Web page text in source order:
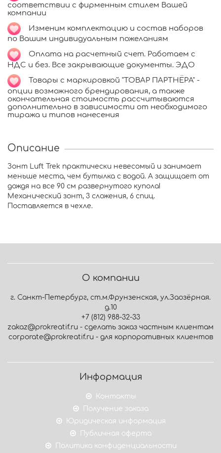
соответствии с фирменным стилем Вашей
компании
Изменим комплектацию и состав наборов
по Вашим индивидуальным пожеланиям
Оплата на расчетный счет. Работаем с
НДС и без. Все закрывающие документы. ЭДО
Товары с маркировкой "ТОВАР ПАРТНЁРА" -
опции возможного брендирования, а также
окончательная стоимость рассчитываются
дополнительно в зависимости от необходимого
тиража и типов нанесения
Описание
Зонт Luft Trek практически невесомый и занимает
меньше места, чем бутылка с водой. А защищает от
дождя на все 90 см развернутого купола!
Механический зонт, 3 сложения, 6 спиц.
Поставляется в чехле.
О компании
г. Санкт-Петербург, ст.м.Фрунзенская, ул.Заозёрная.
д.10
+7 (812) 988-32-33
zakaz@prokreatif.ru - сделать заказ частным клиентам
corporate@prokreatif.ru - для корпоративных клиентов
Информация
Контакты
Получение заказа
Юридическая информация
Публичная оферта
Политика конфиденциальности